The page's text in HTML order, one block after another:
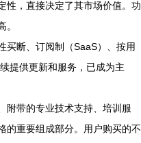
性，直接决定了其市场价值。功
买断、订阅制（SaaS）、按用
提供更新和服务，已成为主
附带的专业技术支持、培训服
的重要组成部分。用户购买的不